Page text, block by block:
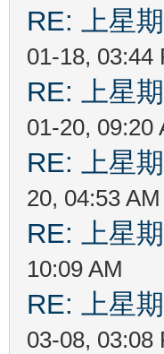
RE: 上星
01-18, 03:44
RE: 上星
01-20, 09:20
RE: 上星
20, 04:53 AM
RE: 上星
10:09 AM
RE: 上星
03-08, 03:08